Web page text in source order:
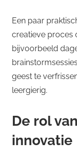
Een paar
creatieve proces
bijvoorbeeld
geest te
leergierig.
De rol
innovatie